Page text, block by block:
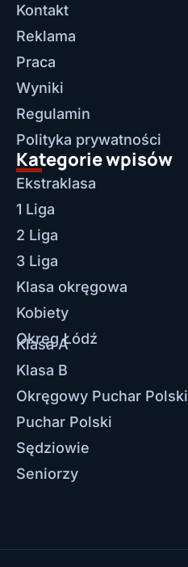
Kontakt
Reklama
Praca
Wyniki
Regulamin
Polityka prywatności
Kategorie wpisów
Ekstraklasa
1 Liga
2 Liga
3 Liga
Klasa okręgowa
Kobiety
Okręg Łódź
Klasa A
Klasa B
Okręgowy Puchar Polski
Puchar Polski
Sędziowie
Seniorzy